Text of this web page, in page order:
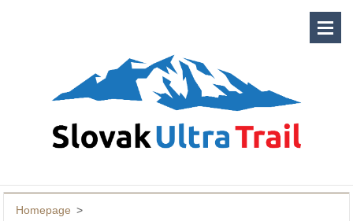
Homepage >